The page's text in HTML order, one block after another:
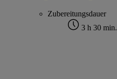
Zubereitungsdauer
3 h 30 min.